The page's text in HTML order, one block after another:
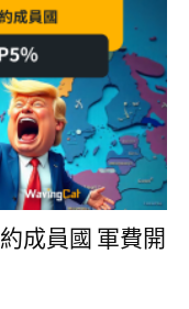
成員國 軍費開